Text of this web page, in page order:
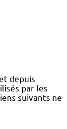
depuis
par les
suivants ne